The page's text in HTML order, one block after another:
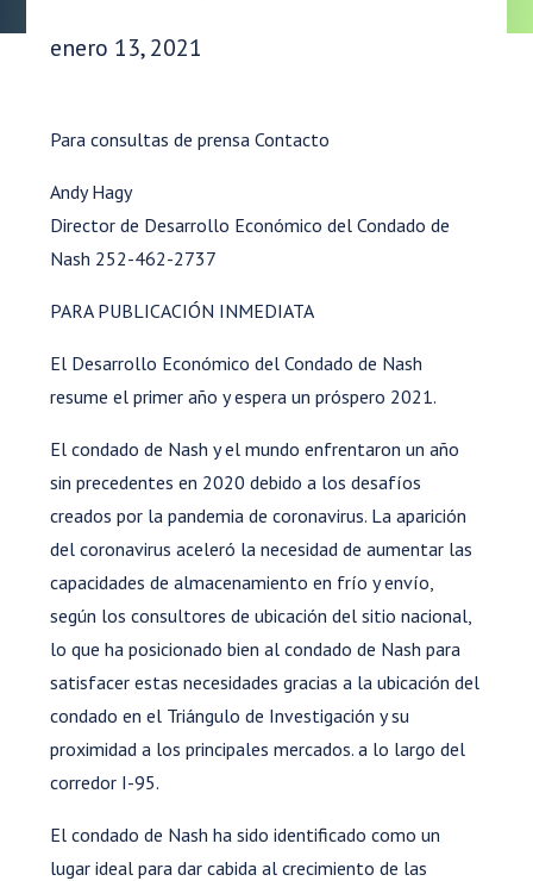
Fecha de publicación:
enero 13, 2021
Para consultas de prensa Contacto
Andy Hagy
Director de Desarrollo Económico del Condado de
Nash 252-462-2737
PARA PUBLICACIÓN INMEDIATA
El Desarrollo Económico del Condado de Nash
resume el primer año y espera un próspero 2021.
El condado de Nash y el mundo enfrentaron un año
sin precedentes en 2020 debido a los desafíos
creados por la pandemia de coronavirus. La aparición
del coronavirus aceleró la necesidad de aumentar las
capacidades de almacenamiento en frío y envío,
según los consultores de ubicación del sitio nacional,
lo que ha posicionado bien al condado de Nash para
satisfacer estas necesidades gracias a la ubicación del
condado en el Triángulo de Investigación y su
proximidad a los principales mercados. a lo largo del
corredor I-95.
El condado de Nash ha sido identificado como un
lugar ideal para dar cabida al crecimiento de las